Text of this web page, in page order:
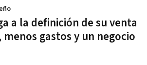
a la definición de su venta
menos gastos y un negocio